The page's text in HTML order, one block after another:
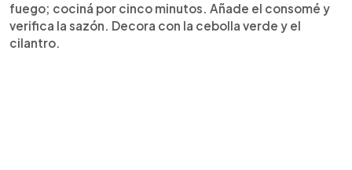
fuego; cociná por cinco minutos. Añade el consomé y
verifica la sazón. Decora con la cebolla verde y el
cilantro.